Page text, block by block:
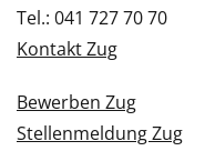
Tel.: 041 727 70 70
Kontakt Zug
Bewerben Zug
Stellenmeldung Zug